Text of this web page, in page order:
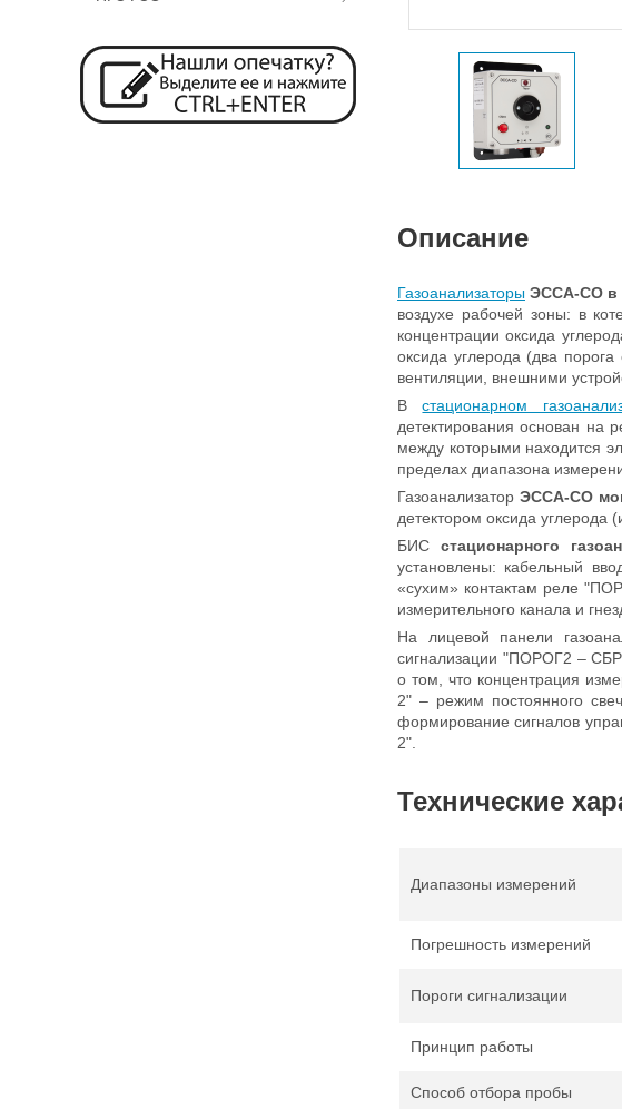
Описание
Газоанализаторы ЭССА-СО в
воздухе рабочей зоны: в
концентрации оксида
оксида углерода (два
вентиляции, внешними
Встационарном
детектирования основан на
между которыми находится
пределах диапазона
ГазоанализаторЭССА-СО
детектором оксида углерода
БИС стационарного
установлены: кабельный
«сухим» контактам реле
измерительного канала и
На лицевой панели
сигнализации "ПОРОГ2 –
о том, что концентрация
2" – режим постоянного
формирование сигналов
2".
Технические
Диапазоны измерений
Погрешность измерений
Пороги сигнализации
Принцип работы
Способ отбора пробы